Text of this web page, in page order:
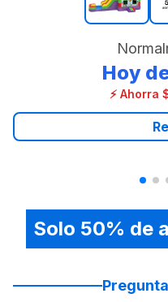
Hoy
⚡ Ahorra
Solo 50% de